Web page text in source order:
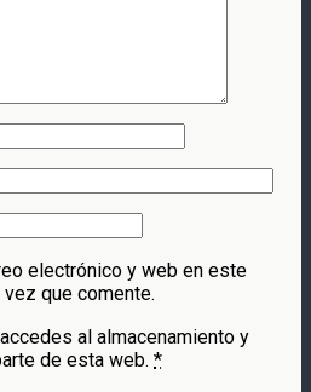
electrónico y web en este
que comente.
al almacenamiento y
de esta web. *